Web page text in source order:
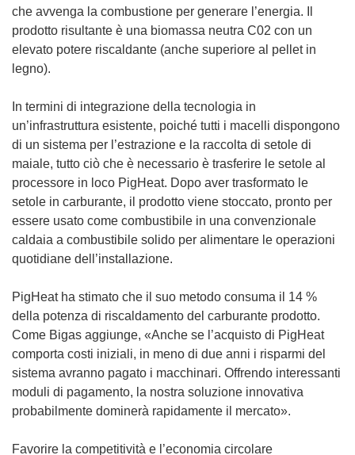
che avvenga la combustione per generare l’energia. Il
prodotto risultante è una biomassa neutra C02 con un
elevato potere riscaldante (anche superiore al pellet in
legno).
In termini di integrazione della tecnologia in
un’infrastruttura esistente, poiché tutti i macelli dispongono
di un sistema per l’estrazione e la raccolta di setole di
maiale, tutto ciò che è necessario è trasferire le setole al
processore in loco PigHeat. Dopo aver trasformato le
setole in carburante, il prodotto viene stoccato, pronto per
essere usato come combustibile in una convenzionale
caldaia a combustibile solido per alimentare le operazioni
quotidiane dell’installazione.
PigHeat ha stimato che il suo metodo consuma il 14 %
della potenza di riscaldamento del carburante prodotto.
Come Bigas aggiunge, «Anche se l’acquisto di PigHeat
comporta costi iniziali, in meno di due anni i risparmi del
sistema avranno pagato i macchinari. Offrendo interessanti
moduli di pagamento, la nostra soluzione innovativa
probabilmente dominerà rapidamente il mercato».
Favorire la competitività e l’economia circolare